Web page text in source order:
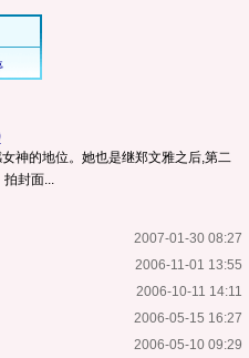
神的地位。她也是继郑文雅之后,第二
封面...
2007-01-30 08:27
2006-11-01 13:55
2006-10-11 14:11
2006-05-15 16:27
2006-05-10 09:29